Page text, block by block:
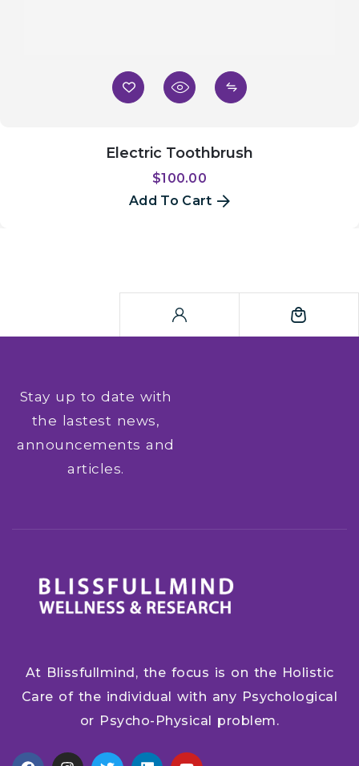
Electric Toothbrush
$100.00
Add To Cart
Stay up to date with
the lastest news,
announcements and
articles.
At Blissfullmind, the focus is on the Holistic
Care of the individual with any Psychological
or Psycho-Physical problem.